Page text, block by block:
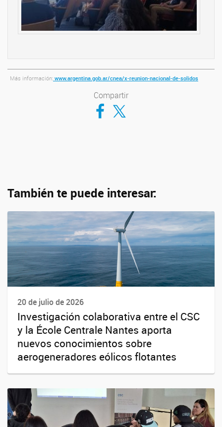
Más información: www.argentina.gob.ar/cnea/x-reunion-nacional-de-solidos
Compartir
Compartir en Facebook
Compartir en Twitter
También te puede interesar:
20 de julio de 2026
Investigación colaborativa entre el CSC
y la École Centrale Nantes aporta
nuevos conocimientos sobre
aerogeneradores eólicos flotantes